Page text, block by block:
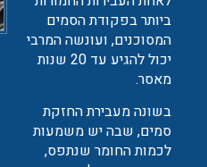
ביותר בפקודת הסמים
המסוכנים, ועונשה המרבי
יכול להגיע עד 20 שנות
מאסר.
בשונה מעבירת החזקת
סמים, שבה יש משמעות
לכמות החומר שנתפס,